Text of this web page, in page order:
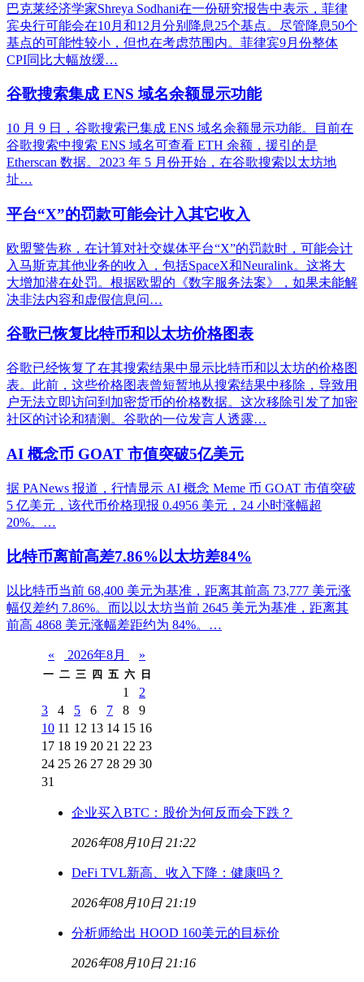
巴克莱经济学家Shreya Sodhani在一份研究报告中表示，菲律
宾央行可能会在10月和12月分别降息25个基点。尽管降息50个
基点的可能性较小，但也在考虑范围内。菲律宾9月份整体
CPI同比大幅放缓…
谷歌搜索集成 ENS 域名余额显示功能
10 月 9 日，谷歌搜索已集成 ENS 域名余额显示功能。目前在
谷歌搜索中搜索 ENS 域名可查看 ETH 余额，援引的是
Etherscan 数据。2023 年 5 月份开始，在谷歌搜索以太坊地
址…
平台“X”的罚款可能会计入其它收入
欧盟警告称，在计算对社交媒体平台“X”的罚款时，可能会计
入马斯克其他业务的收入，包括SpaceX和Neuralink。这将大
大增加潜在处罚。根据欧盟的《数字服务法案》，如果未能解
决非法内容和虚假信息问…
谷歌已恢复比特币和以太坊价格图表
谷歌已经恢复了在其搜索结果中显示比特币和以太坊的价格图
表。此前，这些价格图表曾短暂地从搜索结果中移除，导致用
户无法立即访问到加密货币的价格数据。这次移除引发了加密
社区的讨论和猜测。谷歌的一位发言人透露…
AI 概念币 GOAT 市值突破5亿美元
据 PANews 报道，行情显示 AI 概念 Meme 币 GOAT 市值突破
5 亿美元，该代币价格现报 0.4956 美元，24 小时涨幅超
20%。…
比特币离前高差7.86%以太坊差84%
以比特币当前 68,400 美元为基准，距离其前高 73,777 美元涨
幅仅差约 7.86%。而以以太坊当前 2645 美元为基准，距离其
前高 4868 美元涨幅差距约为 84%。…
« 2026年8月 »
一 二 三 四 五 六 日
1
2
3
4 5 6 7 8
9
10 11 12 13 14 15 16
17 18 19 20 21 22 23
24 25 26 27 28 29 30
31
企业买入BTC：股价为何反而会下跌？
2026年08月10日 21:22
DeFi TVL新高、收入下降：健康吗？
2026年08月10日 21:19
分析师给出 HOOD 160美元的目标价
2026年08月10日 21:16